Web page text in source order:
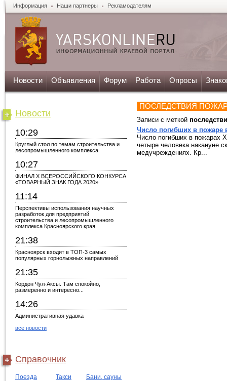
Информация Наши партнеры Рекламодателям
Новости Объявления Форум Работа Опросы
Новости
10:29
Круглый стол по темам строительства и
лесопромышленного комплекса
10:27
ФИНАЛ X ВСЕРОССИЙСКОГО КОНКУРСА
«ТОВАРНЫЙ ЗНАК ГОДА 2020»
11:14
Перспективы использования научных
разработок для предприятий
строительства и лесопромышленного
комплекса Красноярского края
21:38
Красноярск входит в ТОП-3 самых
популярных горнолыжных направлений
21:35
Кордон Чул-Аксы. Там спокойно,
размеренно и интересно...
14:26
Административная удавка
все новости
Справочник
Поезда Такси
Бани, сауны
ПОСЛЕДСТВИЯ
Записи с меткой
Число погибших в пожаре
Число погибших в пожарах
четыре человека накануне
медучреждениях. Кр...